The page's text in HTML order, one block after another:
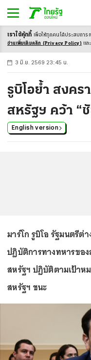
-ก ก ก+
3 มิ.ย. 2569 23:45 น.
รูบิโอย้ำ สงคร
สหรัฐฯ คว้า “
English version
มาร์โก รูบิโอ รัฐมนตรีต่
ปฏิบัติการทางทหารขอ
สหรัฐฯ ปฏิบัติตามเป้าห
สหรัฐฯ ชนะ
เราใช้คุ้กกี้ เพื่อให้ทุกคนได้ประสบการ
อ่านเพิ่มเติมคลิก (Privacy Policy) และ